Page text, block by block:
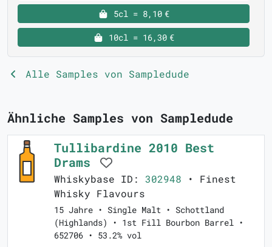
5cl = 8,10 €
10cl = 16,30 €
Alle Samples von Sampledude
Ähnliche Samples von Sampledude
Tullibardine 2010 Best
Drams
Whiskybase ID: 302948 • Finest
Whisky Flavours
15 Jahre • Single Malt • Schottland
(Highlands) • 1st Fill Bourbon Barrel •
652706 • 53.2% vol